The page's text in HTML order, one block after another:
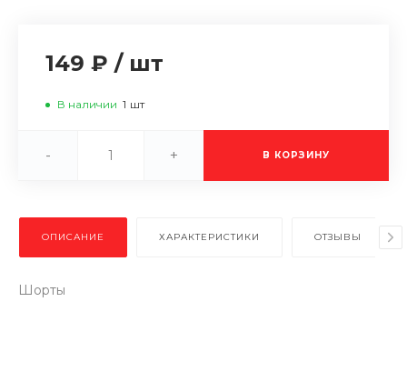
149 ₽ / шт
В наличии 1 шт
- + В КОРЗИНУ
ОПИСАНИЕ ХАРАКТЕРИСТИКИ ОТЗЫВЫ
Шорты